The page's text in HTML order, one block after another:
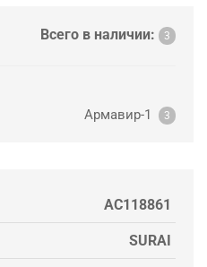
Всего в наличии: 3
Армавир-1 3
AC118861
SURAI